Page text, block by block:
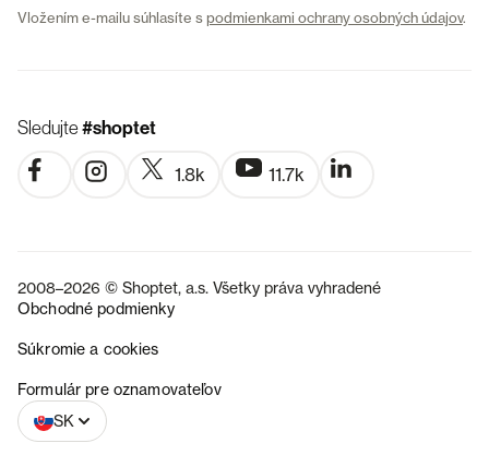
Vložením e-mailu súhlasíte spodmienkami ochrany osobných údajov.
Sledujte#shoptet
1.8k 11.7k
2008–2026 © Shoptet, a.s. Všetky práva vyhradené
Obchodné podmienky
Súkromie a cookies
Formulár pre oznamovateľov
SK